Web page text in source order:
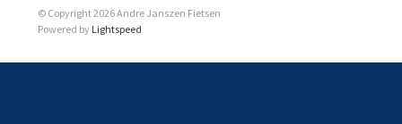
© Copyright 2026 Andre Janszen Fietsen
Powered by Lightspeed